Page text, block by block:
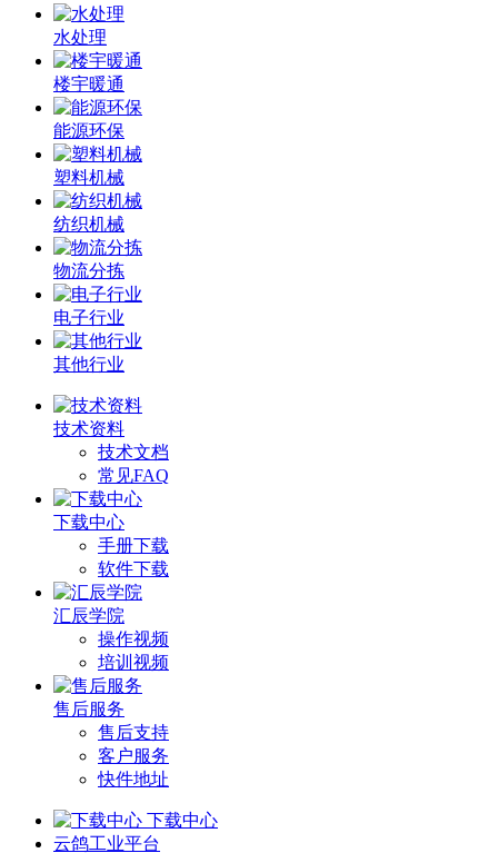
水处理
楼宇暖通
能源环保
塑料机械
纺织机械
物流分拣
电子行业
其他行业
技术资料
技术文档
常见FAQ
下载中心
手册下载
软件下载
汇辰学院
操作视频
培训视频
售后服务
售后支持
客户服务
快件地址
下载中心
云鸽工业平台